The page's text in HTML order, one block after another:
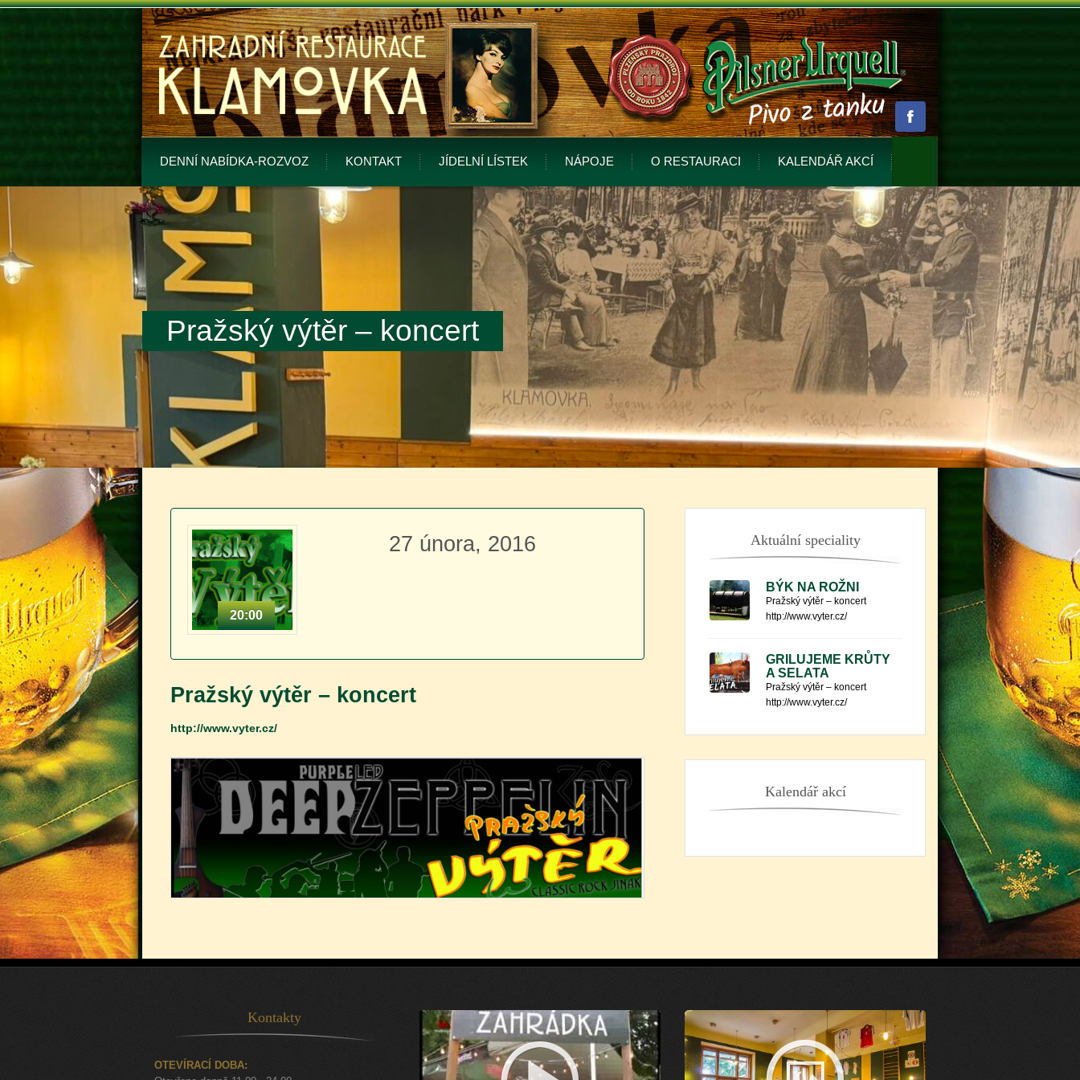
DENNÍ NABÍDKA-ROZVOZ KONTAKT JÍDELNÍ LÍSTEK NÁPOJE O RESTAURACI KALENDÁŘ AKCÍ
Pražský výtěr – koncert
20:00
27 února, 2016
Pražský výtěr – koncert
http://www.vyter.cz/
Aktuální speciality
BÝK NA ROŽNI
Pražský výtěr – koncert
http://www.vyter.cz/
GRILUJEME KRŮTY
A SELATA
Pražský výtěr – koncert
http://www.vyter.cz/
Kalendář akcí
Kontakty
OTEVÍRACÍ DOBA: